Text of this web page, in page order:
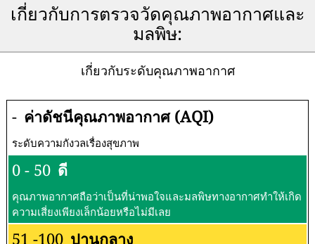
เกี่ยวกับการตรวจวัดคุณภาพอากาศและ
มลพิษ:
เกี่ยวกับระดับคุณภาพอากาศ
- ค่าดัชนีคุณภาพอากาศ (AQI)
ระดับความกังวลเรื่องสุขภาพ
0 - 50 ดี
คุณภาพอากาศถือว่าเป็นที่น่าพอใจและมลพิษทางอากาศทำให้เกิด
ความเสี่ยงเพียงเล็กน้อยหรือไม่มีเลย
51 -100 ปานกลาง